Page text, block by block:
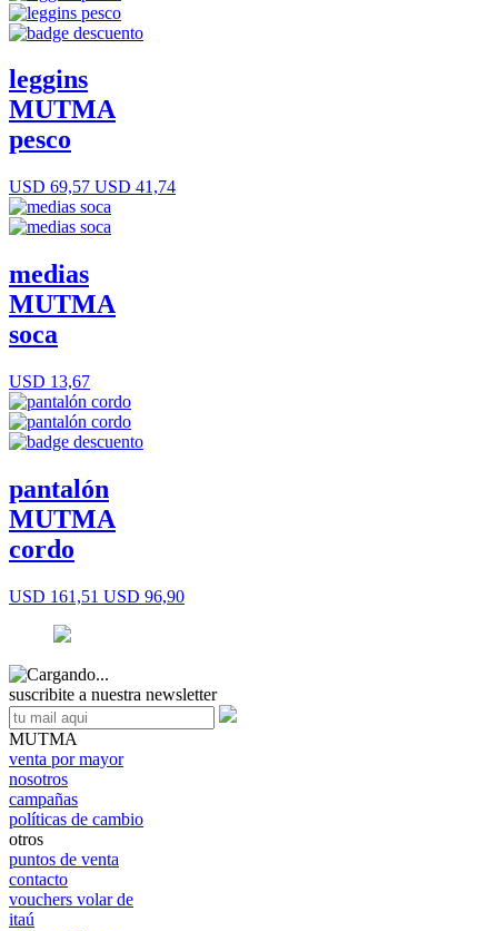
leggins
MUTMA
pesco
USD 69,57 USD 41,74
medias
MUTMA
soca
USD 13,67
pantalón
MUTMA
cordo
USD 161,51 USD 96,90
suscribite a nuestra newsletter
MUTMA
venta por mayor
nosotros
campañas
políticas de cambio
otros
puntos de venta
contacto
vouchers volar de
itaú